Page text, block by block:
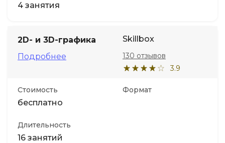
4 занятия
2D- и 3D-графика
Подробнее
Skillbox
3.9
130 отзывов
Стоимость
бесплатно
Формат
Длительность
16 занятий